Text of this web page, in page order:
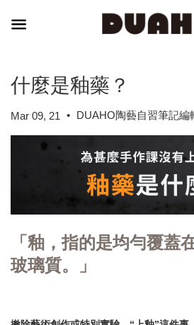
什麼是釉藥？
Mar 09, 21 • DUAHO陶藝自習筆記編
「釉，指的是均勻覆蓋
玻璃質。」